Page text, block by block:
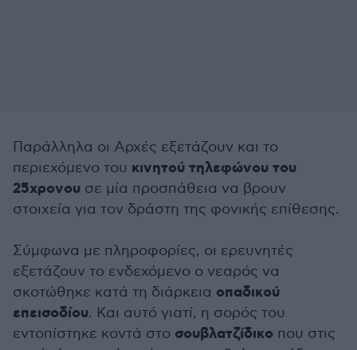
Παράλληλα οι Αρχές εξετάζουν και το
περιεχόμενο του κινητού τηλεφώνου του
25χρονου σε μία προσπάθεια να βρουν
στοιχεία για τον δράστη της φονικής επίθεσης.
Σύμφωνα με πληροφορίες, οι ερευνητές
εξετάζουν το ενδεχόμενο ο νεαρός να
σκοτώθηκε κατά τη διάρκεια οπαδικού
επεισοδίου. Και αυτό γιατί, η σορός του
εντοπίστηκε κοντά στο σουβλατζίδικο που στις